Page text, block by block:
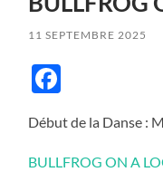
11 SEPTEMBRE 2025
Début de la Danse :
BULLFROG ON A